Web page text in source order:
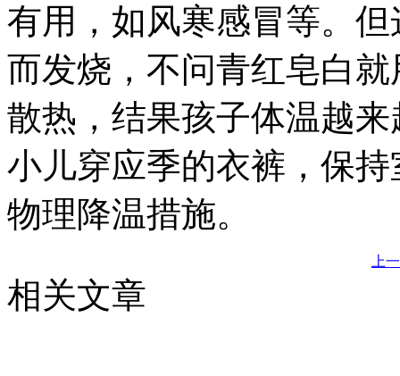
有用，如风寒感冒等。
而发烧，不问青红皂白
散热，结果孩子体温越
小儿穿应季的衣裤，保
物理降温措施。
上
相关文章